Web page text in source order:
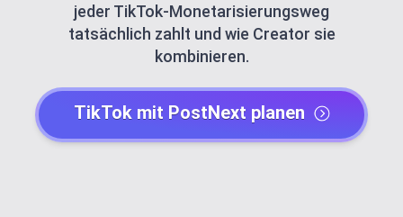
jeder TikTok-Monetarisierungsweg
tatsächlich zahlt und wie Creator sie
kombinieren.
TikTok mit PostNext planen